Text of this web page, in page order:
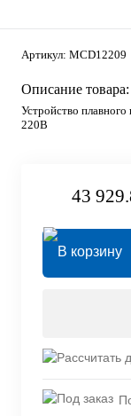
Артикул: MCD12209
Описание товара:
Устройство
220В
43